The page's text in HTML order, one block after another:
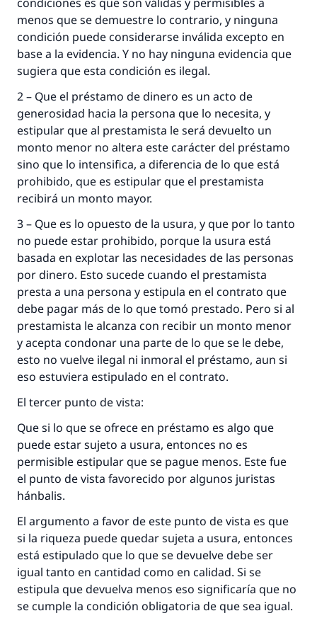
menos que se demuestre lo contrario, y ninguna
condición puede considerarse inválida excepto en
base a la evidencia. Y no hay ninguna evidencia que
sugiera que esta condición es ilegal.
2 – Que el préstamo de dinero es un acto de
generosidad hacia la persona que lo necesita, y
estipular que al prestamista le será devuelto un
monto menor no altera este carácter del préstamo
sino que lo intensifica, a diferencia de lo que está
prohibido, que es estipular que el prestamista
recibirá un monto mayor.
3 – Que es lo opuesto de la usura, y que por lo tanto
no puede estar prohibido, porque la usura está
basada en explotar las necesidades de las personas
por dinero. Esto sucede cuando el prestamista
presta a una persona y estipula en el contrato que
debe pagar más de lo que tomó prestado. Pero si al
prestamista le alcanza con recibir un monto menor
y acepta condonar una parte de lo que se le debe,
esto no vuelve ilegal ni inmoral el préstamo, aun si
eso estuviera estipulado en el contrato.
El tercer punto de vista:
Que si lo que se ofrece en préstamo es algo que
puede estar sujeto a usura, entonces no es
permisible estipular que se pague menos. Este fue
el punto de vista favorecido por algunos juristas
hánbalis.
El argumento a favor de este punto de vista es que
si la riqueza puede quedar sujeta a usura, entonces
está estipulado que lo que se devuelve debe ser
igual tanto en cantidad como en calidad. Si se
estipula que devuelva menos eso significaría que no
se cumple la condición obligatoria de que sea igual.
Profeta ﷺ dijo:
"Una persona que orienta a otros a hacer el
bien obtendrá la misma recompensa que
aquellos que lo realicen."
(MUSLIM, 1893)
Contribuir